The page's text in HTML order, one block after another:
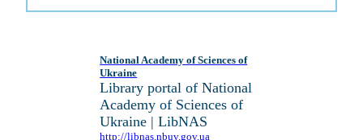
National Academy of Sciences of
Ukraine
Library portal of National
Academy of Sciences of
Ukraine | LibNAS
http://libnas.nbuv.gov.ua